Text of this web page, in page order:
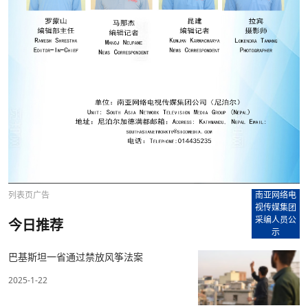
列表页广告
南亚网络电
视传媒集团
采编人员公
示
今日推荐
巴基斯坦一省通过禁放风筝法案
2025-1-22